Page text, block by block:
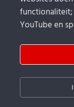
Bands &
Promotie &
YouTube en